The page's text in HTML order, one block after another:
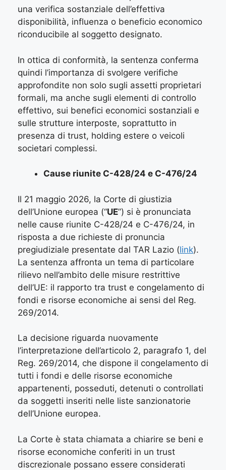
una verifica sostanziale dell’effettiva
disponibilità, influenza o beneficio economico
riconducibile al soggetto designato.
In ottica di conformità, la sentenza conferma
quindi l’importanza di svolgere verifiche
approfondite non solo sugli assetti proprietari
formali, ma anche sugli elementi di controllo
effettivo, sui benefici economici sostanziali e
sulle strutture interposte, soprattutto in
presenza di trust, holding estere o veicoli
societari complessi.
Cause riunite C-428/24 e C-476/24
Il 21 maggio 2026, la Corte di giustizia
dell’Unione europea (“UE”) si è pronunciata
nelle cause riunite C-428/24 e C-476/24, in
risposta a due richieste di pronuncia
pregiudiziale presentate dal TAR Lazio (link).
La sentenza affronta un tema di particolare
rilievo nell’ambito delle misure restrittive
dell’UE: il rapporto tra trust e congelamento di
fondi e risorse economiche ai sensi del Reg.
269/2014.
La decisione riguarda nuovamente
l’interpretazione dell’articolo 2, paragrafo 1, del
Reg. 269/2014, che dispone il congelamento di
tutti i fondi e delle risorse economiche
appartenenti, posseduti, detenuti o controllati
da soggetti inseriti nelle liste sanzionatorie
dell’Unione europea.
La Corte è stata chiamata a chiarire se beni e
risorse economiche conferiti in un trust
discrezionale possano essere considerati